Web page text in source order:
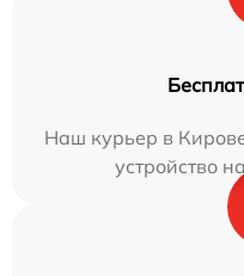
Наш курьер в
устройство